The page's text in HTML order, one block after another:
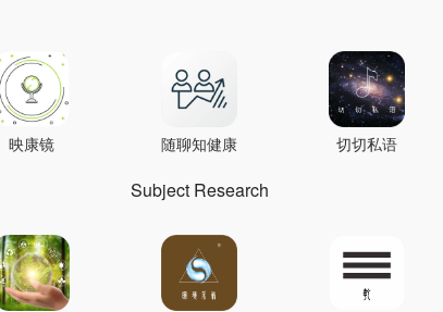
映康镜 随聊知健康 切切私语
Subject Research